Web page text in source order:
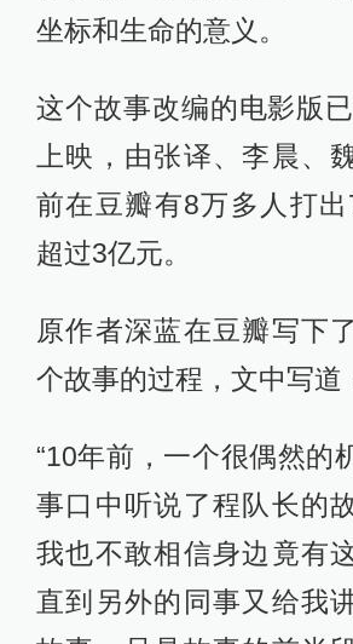
坐标和生命的意义。
这个故事改编的电影版
上映，由张译、李晨、
前在豆瓣有8万多人打
超过3亿元。
原作者深蓝在豆瓣写下
个故事的过程，文中写道
“10年前，一个很偶然的
事口中听说了程队长的
我也不敢相信身边竟有
直到另外的同事又给我